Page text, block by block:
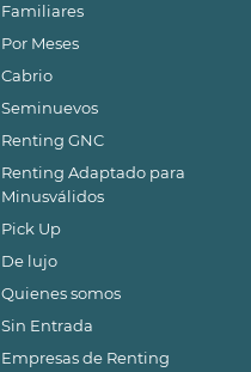
Familiares
Por Meses
Cabrio
Seminuevos
Renting GNC
Renting Adaptado para
Minusválidos
Pick Up
De lujo
Quienes somos
Sin Entrada
Empresas de Renting